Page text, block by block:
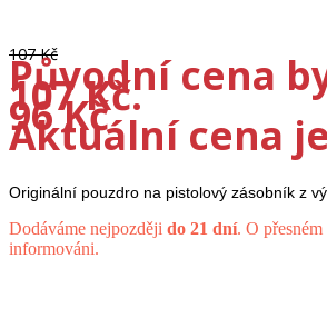
107Kč
Původní cena
107 Kč.
96Kč
Aktuální cena
Originální pouzdro na pistolový zásobník z
Dodáváme nejpozději do 21 dní. O
informováni.